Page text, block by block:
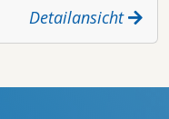
Detailansicht